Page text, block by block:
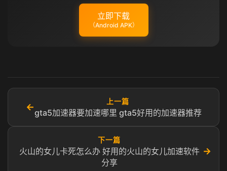
立即下载
（Android APK）
←
上一篇
gta5加速器要加速哪里 gta5好用的加速器推荐
下一篇
火山的女儿卡死怎么办 好用的火山的女儿加速软件
分享
→